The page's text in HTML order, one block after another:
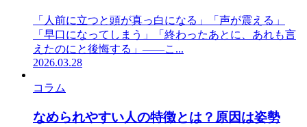
「人前に立つと頭が真っ白になる」「声が震える」
「早口になってしまう」「終わったあとに、あれも言
えたのにと後悔する」——こ...
2026.03.28
コラム
なめられやすい人の特徴とは？原因は姿勢